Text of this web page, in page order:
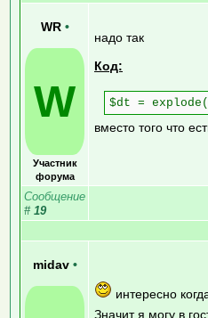
WR •
W
Участник
форума
надо так
Код:
$dt =
вместо того что
Сообщение
# 19
midav •
интересно
Значит я могу в